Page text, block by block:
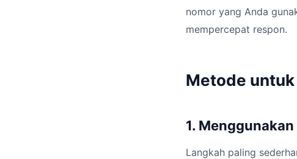
nomor yang Anda
mempercepat respon.
Metode
1.
Langkah paling